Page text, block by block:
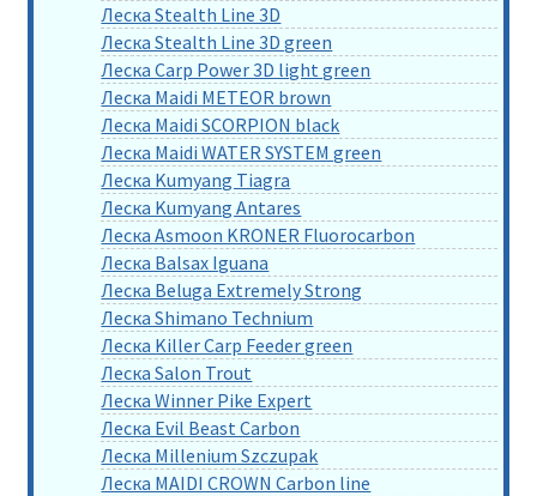
Леска Stealth Line 3D
Леска Stealth Line 3D green
Леска Carp Power 3D light green
Леска Maidi METEOR brown
Леска Maidi SCORPION black
Леска Maidi WATER SYSTEM green
Леска Kumyang Tiagra
Леска Kumyang Antares
Леска Asmoon KRONER Fluorocarbon
Леска Balsax Iguana
Леска Beluga Extremely Strong
Леска Shimano Technium
Леска Killer Carp Feeder green
Леска Salon Trout
Леска Winner Pike Expert
Леска Evil Beast Carbon
Леска Millenium Szczupak
Леска MAIDI CROWN Carbon line